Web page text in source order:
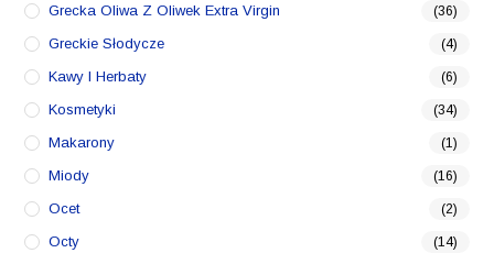
Grecka Oliwa Z Oliwek Extra Virgin (36)
Greckie Słodycze (4)
Kawy I Herbaty (6)
Kosmetyki (34)
Makarony (1)
Miody (16)
Ocet (2)
Octy (14)